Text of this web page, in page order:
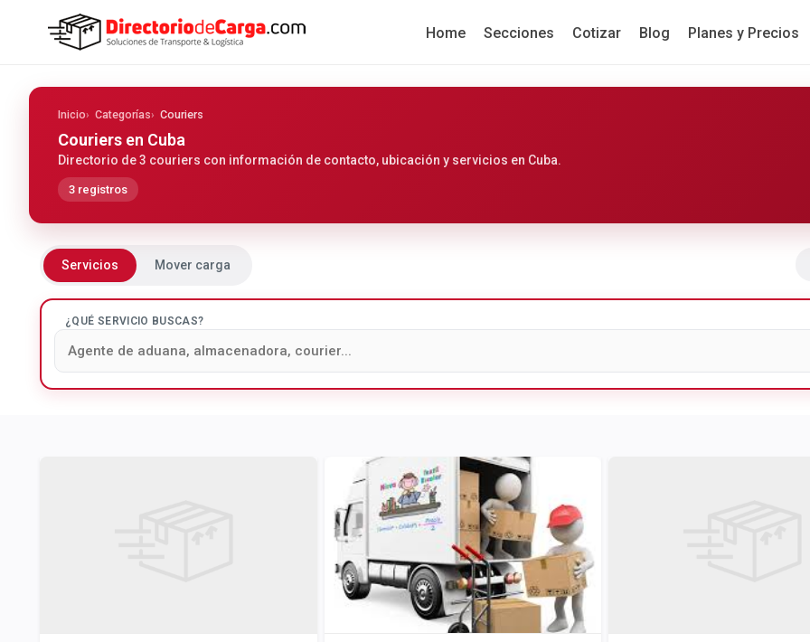
Home Secciones Cotizar Blog Planes y Precios
Inicio Categorías Couriers
Couriers en Cuba
Directorio de 3 couriers con información de contacto, ubicación y servicios en Cuba.
3 registros
Servicios Mover carga
¿QUÉ SERVICIO BUSCAS?